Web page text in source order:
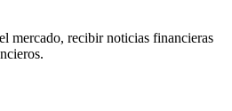
mercado, recibir noticias financieras